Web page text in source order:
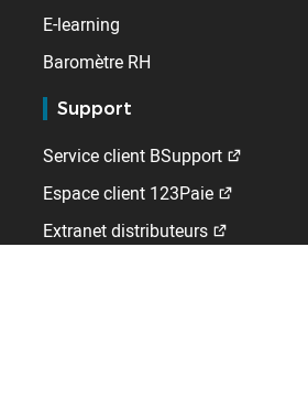
E-learning
Baromètre RH
Support
Service client BSupport
Espace client 123Paie
Extranet distributeurs